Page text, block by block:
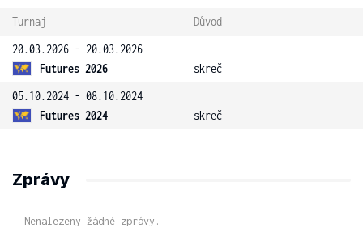
Turnaj
Důvod
20.03.2026 - 20.03.2026
Futures 2026
skreč
05.10.2024 - 08.10.2024
Futures 2024
skreč
Zprávy
Nenalezeny žádné zprávy.